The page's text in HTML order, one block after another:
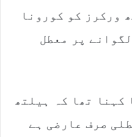
ہیلتھ ورکرز کو کورونا
پر معطل
کہنا تھا کہ ہیلتھ
صرف عارضی ہے